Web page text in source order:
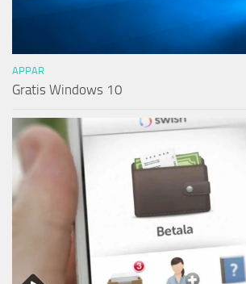
APPAR
Gratis Windows 10